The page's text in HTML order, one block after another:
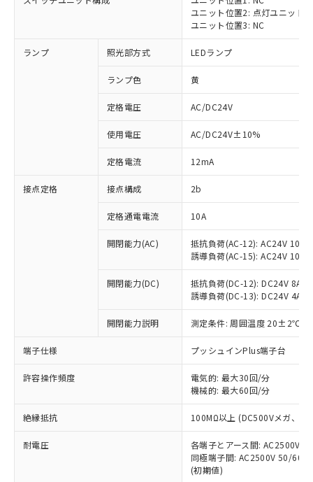
ユニット位置2: 点灯ユニット
ユニット位置3: NC
ランプ 照光部方式 LEDランプ
ランプ色 黄
定格電圧 AC/DC24V
使用電圧 AC/DC24V±10%
定格電流 12mA
接点定格 接点構成 2b
定格通電電流 10A
開閉能力(AC)
抵抗負荷(AC-12): AC24V 10A/
誘導負荷(AC-15): AC24V
開閉能力(DC)
抵抗負荷(DC-12): DC24V 8A/
誘導負荷(DC-13): DC24V 4A/
開閉能力説明 測定条件: 周囲温度 20±2℃、
端子仕様 プッシュインPlus端子台
許容操作頻度
電気的: 最大30回/分
機械的: 最大60回/分
絶縁抵抗 100MΩ以上 (DC500Vメガ、点
耐電圧
各端子とアース間: AC2500V
同極端子間: AC2500V 50/
(初期値)
ご利用条件
以下の条件をお読みいただき、同意のうえ
ご利用ください。
本サービスは、当社制御機器事業取扱
商品の当社在庫状況および標準価格
(税抜)を提供させていただくもので
当社制御機器事業取扱商品の中には、
本サービスの対象外となる商品もある
ことをご了承ください。
在庫状況および標準価格照会結果は、
記載している更新日時点での社内デー
タに基づき作成されるものであり、閲
覧された時点での実際の在庫および標
準価格とは異なる場合があることをご
※1 対応状況
対応済み：EU RoHS指令（10物質）の
非含有に対応した製品が提供可能な商品で
す。
対応予定：EU RoHS指令（10物質）の非含
有に対応した製品に切り替える予定のある
対応予定なし：EU RoHS指令（10物質）の
非含有に非対応の商品で、対応品を出す予
定はありません。
調査・確認中：EU RoHS指令（10物質）の
非含有の対応状況を調査中または確認中の
非該当品：ライセンス料など無形物で、有
害物質有無と関係のない商品です。
仕入先様の事情により、非含有部品として
いたものが、含有品と判明した場合などや
むを得ず変更することがあります。
六価クロム(Cr(Ⅵ)) 1000ppm以下、ポリ臭化ビフェニル
類(PBB) 1000ppm以下、ポリ臭化ジフェニルエーテル類
「○」：最大均質材料含有率が中国RoHSの
基準値以下であることを示します。
「×」：最大均質材料含有率が中国RoHSの
基準値を超えていることを示します。
「－」：未確認です。当社販売部門へお問
*中国RoHS10物質の基準値 (GB/T26572)：
Pb(鉛) :1000ppm、 Hg(水銀) : 1000ppm、 Cd(カドミウ
Cr(Ⅵ)(六価クロム) : 1000ppm、 PBBs(ポリ臭化ビフェ
当社は、これら貴社製品のうち、外国
為替および外国貿易法に定める商品
（以下｢規制貨物等」という）を輸出
または国外への提供する場合は、日本
国政府の輸出許可(または役務取引許
可)を取得するなどの必要な手続きを